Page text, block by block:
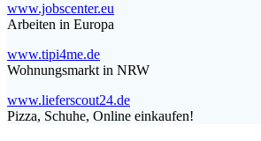
www.jobscenter.eu
Arbeiten in Europa
www.tipi4me.de
Wohnungsmarkt in NRW
www.lieferscout24.de
Pizza, Schuhe, Online einkaufen!